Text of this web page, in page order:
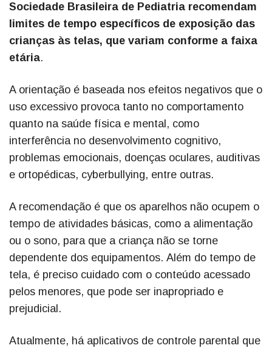
Sociedade Brasileira de Pediatria recomendam
limites de tempo específicos de exposição das
crianças às telas, que variam conforme a faixa
etária.
A orientação é baseada nos efeitos negativos que o
uso excessivo provoca tanto no comportamento
quanto na saúde física e mental, como
interferência no desenvolvimento cognitivo,
problemas emocionais, doenças oculares, auditivas
e ortopédicas, cyberbullying, entre outras.
A recomendação é que os aparelhos não ocupem o
tempo de atividades básicas, como a alimentação
ou o sono, para que a criança não se torne
dependente dos equipamentos. Além do tempo de
tela, é preciso cuidado com o conteúdo acessado
pelos menores, que pode ser inapropriado e
prejudicial.
Atualmente, há aplicativos de controle parental que